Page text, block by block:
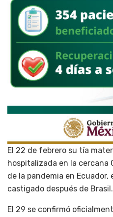
El 22 de febrero su tía
hospitalizada en la
de la pandemia en
castigado después de Brasil.
El 29 se confirmó